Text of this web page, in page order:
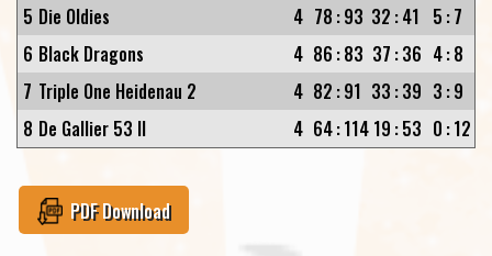
5 Die Oldies 4 78 :93 32 :41 5 :7
6 Black Dragons 4 86 :83 37 :36 4:8
7 Triple One Heidenau 2 4 82 :91 33 :39 3 :9
8 De Gallier 53 II 4 64:114 19 :53 0 :12
PDF Download